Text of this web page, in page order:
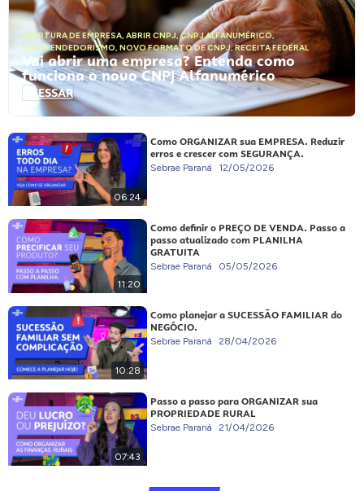
ABERTURA DE EMPRESA, ABRIR CNPJ,CNPJ ALFANUMÉRICO,
EMPREENDEDORISMO, NOVO FORMATO DE CNPJ,RECEITA FEDERAL
Vai abrir uma empresa? Entenda como
funciona o novo CNPJ Alfanumérico
ACESSAR
06:24
Como ORGANIZAR sua EMPRESA. Reduzir
erros e crescer com SEGURANÇA.
Sebrae Paraná 12/05/2026
11:20
Como definir o PREÇO DE VENDA. Passo a
passo atualizado com PLANILHA
GRATUITA
Sebrae Paraná 05/05/2026
10:28
Como planejar a SUCESSÃO FAMILIAR do
NEGÓCIO.
Sebrae Paraná 28/04/2026
07:43
Passo a passo para ORGANIZAR sua
PROPRIEDADE RURAL
Sebrae Paraná 21/04/2026